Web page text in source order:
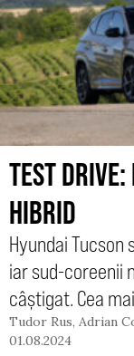
TEST DRIVE:
HIBRID
Hyundai Tucson
iar sud-coreenii
câștigat. Cea
Tudor Rus, Adrian
01.08.2024